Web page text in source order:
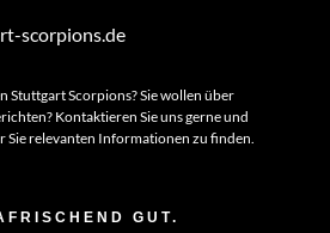
scorpions.de
Stuttgart Scorpions? Sie wollen über
Kontaktieren Sie uns gerne und
Sie relevanten Informationen zu finden.
GUT.